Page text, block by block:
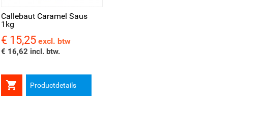
Callebaut Caramel Saus
1kg
Prijs
€ 15,25 excl. btw
€ 16,62 incl. btw.
 Productdetails